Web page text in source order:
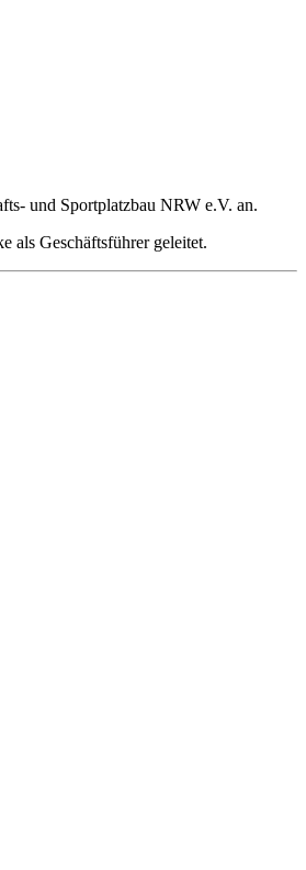
und Sportplatzbau NRW e.V. an.
als Geschäftsführer geleitet.